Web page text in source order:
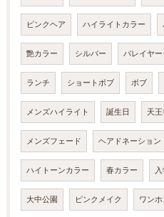
ピンクヘア ハイライトカラー
艶カラー シルバー バレイヤー
ランチ ショートボブ ボブ
メンズハイライト 誕生日 天王
メンズフェード ヘアドネーション
ハイトーンカラー 春カラー
大中公園 ピンクメイク ワン